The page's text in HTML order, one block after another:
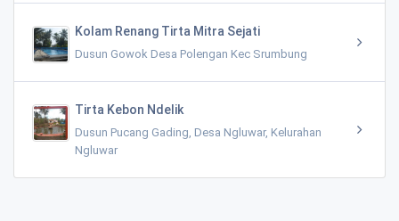
Kolam Renang Tirta Mitra Sejati
Dusun Gowok Desa Polengan Kec Srumbung
Tirta Kebon Ndelik
Dusun Pucang Gading, Desa Ngluwar, Kelurahan
Ngluwar